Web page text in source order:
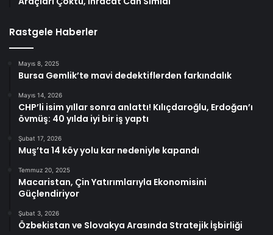
Rastgele Haberler
Mayıs 8, 2025
Bursa Gemlik’te mavi dedektiflerden farkındalık
Mayıs 14, 2026
CHP’li isim yıllar sonra anlattı! Kılıçdaroğlu, Erdoğan’ı
övmüş: 40 yılda iyi bir iş yaptı
Şubat 17, 2026
Muş’ta 14 köy yolu kar nedeniyle kapandı
Temmuz 20, 2025
Macaristan, Çin Yatırımlarıyla Ekonomisini
Güçlendiriyor
Şubat 3, 2026
Özbekistan ve Slovakya Arasında Stratejik İşbirliği